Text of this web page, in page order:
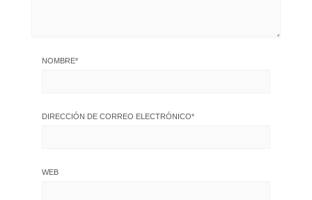
NOMBRE*
DIRECCIÓN DE CORREO ELECTRÓNICO*
WEB